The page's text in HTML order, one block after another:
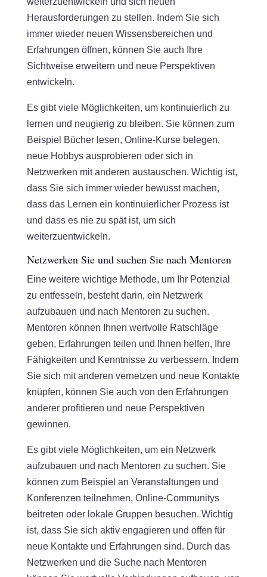
Herausforderungen zu stellen. Indem Sie sich
immer wieder neuen Wissensbereichen und
Erfahrungen öffnen, können Sie auch Ihre
Sichtweise erweitern und neue Perspektiven
entwickeln.
Es gibt viele Möglichkeiten, um kontinuierlich zu
lernen und neugierig zu bleiben. Sie können zum
Beispiel Bücher lesen, Online-Kurse belegen,
neue Hobbys ausprobieren oder sich in
Netzwerken mit anderen austauschen. Wichtig ist,
dass Sie sich immer wieder bewusst machen,
dass das Lernen ein kontinuierlicher Prozess ist
und dass es nie zu spät ist, um sich
weiterzuentwickeln.
Netzwerken Sie und suchen Sie nach Mentoren
Eine weitere wichtige Methode, um Ihr Potenzial
zu entfesseln, besteht darin, ein Netzwerk
aufzubauen und nach Mentoren zu suchen.
Mentoren können Ihnen wertvolle Ratschläge
geben, Erfahrungen teilen und Ihnen helfen, Ihre
Fähigkeiten und Kenntnisse zu verbessern. Indem
Sie sich mit anderen vernetzen und neue Kontakte
knüpfen, können Sie auch von den Erfahrungen
anderer profitieren und neue Perspektiven
gewinnen.
Es gibt viele Möglichkeiten, um ein Netzwerk
aufzubauen und nach Mentoren zu suchen. Sie
können zum Beispiel an Veranstaltungen und
Konferenzen teilnehmen, Online-Communitys
beitreten oder lokale Gruppen besuchen. Wichtig
ist, dass Sie sich aktiv engagieren und offen für
neue Kontakte und Erfahrungen sind. Durch das
Netzwerken und die Suche nach Mentoren